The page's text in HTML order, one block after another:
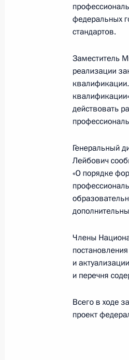
Заседание
28 марта
Заседание
28 марта 2017
Заседание
по развитию
28 марта 2017
24 марта
Заседание
кандидатур
федеральных
стандартов.
Заместитель
реализации
действовать
Генеральный
Лейбович
«О порядке
Члены
и
и перечня
Всего в ходе
проект